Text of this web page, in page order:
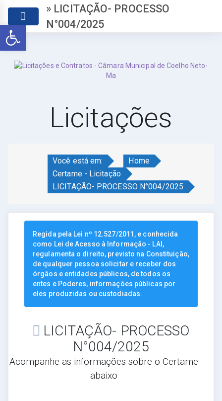
» LICITAÇÃO- PROCESSO
N°004/2025
Licitações
Você está em:
Home
Certame - Licitação
LICITAÇÃO- PROCESSO N°004/2025
Regida pela Lei nº 12.527/2011, e conhecida
como Lei de Acesso à Informação - LAI,
regulamenta o direito, previsto na Constituição,
de qualquer pessoa solicitar e receber dos
órgãos e entidades públicos, de todos os
entes e Poderes, informações públicas por
eles produzidas ou custodiadas.
LICITAÇÃO- PROCESSO
N°004/2025
Acompanhe as informações sobre o Certame
abaixo
Abrir a barra de ferramentas